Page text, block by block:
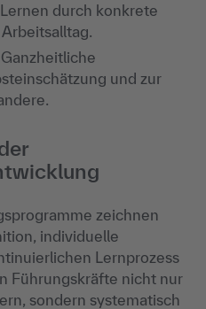
Lernen durch konkrete
Ganzheitliche
und zur
zeichnen
individuelle
Lernprozess
Führungskräfte nicht nur
sondern systematisch